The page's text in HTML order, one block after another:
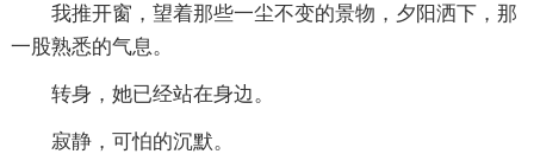
我推开窗，望着那些一尘不变的景物，夕阳洒下，那
一股熟悉的气息。
转身，她已经站在身边。
寂静，可怕的沉默。